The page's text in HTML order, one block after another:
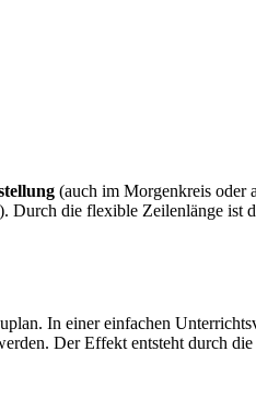
(auch im Morgenkreis oder
Durch die flexible Zeilenlänge ist
In einer einfachen
Der Effekt entsteht durch